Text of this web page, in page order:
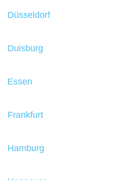
Düsseldorf
Duisburg
Essen
Frankfurt
Hamburg